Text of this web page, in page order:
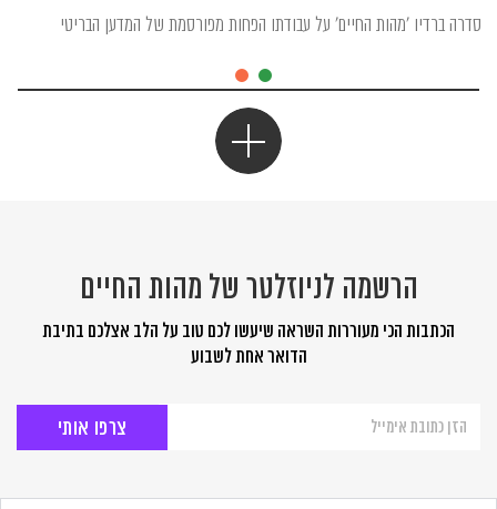
סדרה ברדיו 'מהות החיים' על עבודתו הפחות מפורסמת של המדען הבריטי
הרשמה לניוזלטר של מהות החיים
הכתבות הכי מעוררות השראה שיעשו לכם טוב על הלב אצלכם בתיבת
הדואר אחת לשבוע
לניוזלטר
החיים